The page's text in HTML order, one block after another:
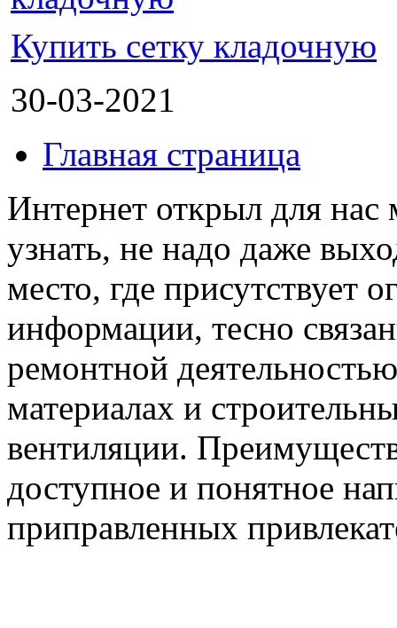
Купить сетку кладочную
30-03-2021
Главная страница
Интернет открыл для
узнать, не надо даже
место, где присутствует
информации, тесно
ремонтной
материалах и
вентиляции.
доступное и понятное
приправленных